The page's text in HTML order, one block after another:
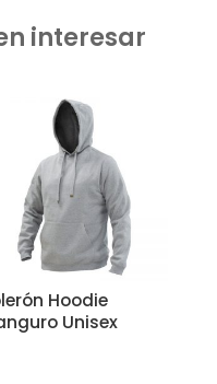
interesar
Hoodie
Unisex